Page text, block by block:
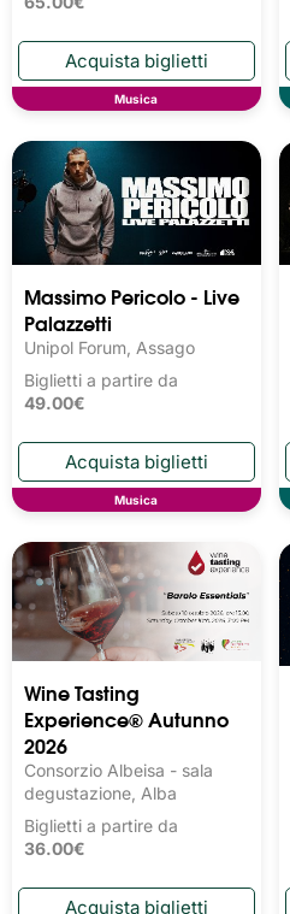
Musica
Massimo Pericolo - Live
Palazzetti
Unipol Forum, Assago
Biglietti a partire da
49.00€
Musica
Wine Tasting
Experience® Autunno
2026
Consorzio Albeisa - sala
degustazione, Alba
Biglietti a partire da
36.00€